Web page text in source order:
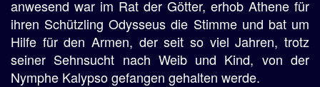
anwesend war im Rat der Götter, erhob Athene für
ihren Schützling Odysseus die Stimme und bat um
Hilfe für den Armen, der seit so viel Jahren, trotz
seiner Sehnsucht nach Weib und Kind, von der
Nymphe Kalypso gefangen gehalten werde.